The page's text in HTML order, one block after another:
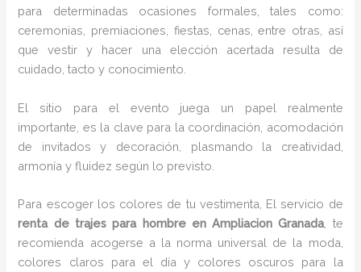
para determinadas ocasiones formales, tales como:
ceremonias, premiaciones, fiestas, cenas, entre otras, así
que vestir y hacer una elección acertada resulta de
cuidado, tacto y conocimiento.
El sitio para el evento juega un papel realmente
importante, es la clave para la coordinación, acomodación
de invitados y decoración, plasmando la creatividad,
armonía y fluidez según lo previsto.
Para escoger los colores de tu vestimenta, El servicio de
renta de trajes para hombre en Ampliacion Granada, te
recomienda acogerse a la norma universal de la moda,
colores claros para el día y colores oscuros para la